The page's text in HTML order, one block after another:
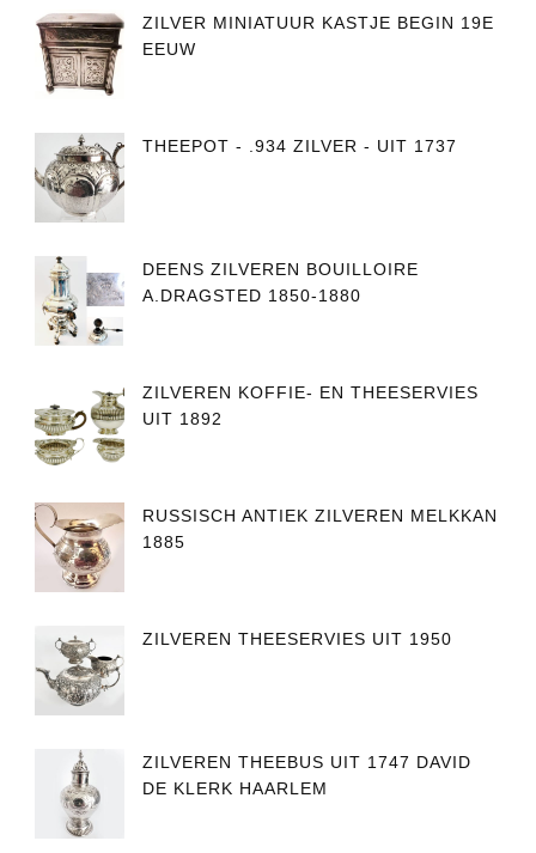
ZILVER MINIATUUR KASTJE BEGIN 19E
EEUW
THEEPOT - .934 ZILVER - UIT 1737
DEENS ZILVEREN BOUILLOIRE
A.DRAGSTED 1850-1880
ZILVEREN KOFFIE- EN THEESERVIES
UIT 1892
RUSSISCH ANTIEK ZILVEREN MELKKAN
1885
ZILVEREN THEESERVIES UIT 1950
ZILVEREN THEEBUS UIT 1747 DAVID
DE KLERK HAARLEM